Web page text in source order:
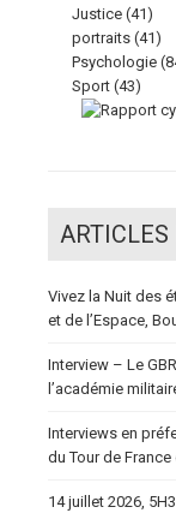
Justice (41)
portraits (41)
Psychologie
Sport (43)
Vivez la Nuit des
et de l’Espace,
Interview – Le
l’académie
Interviews en
du Tour de
14 juillet 2026,